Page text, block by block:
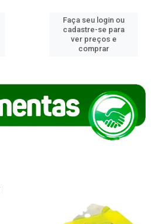
Faça seu login ou
cadastre-se para
ver preços e
comprar